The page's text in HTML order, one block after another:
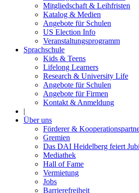
Mitgliedschaft & Leihfristen
Katalog & Medien
Angebote für Schulen
US Election Info
Veranstaltungsprogramm
Sprachschule
Kids & Teens
Lifelong Learners
Research & University Life
Angebote für Schulen
Angebote für Firmen
Kontakt & Anmeldung
|
Über uns
Förderer &
Gremien
Das DAI Heidelberg feiert
Mediathek
Hall of Fame
Vermietung
Jobs
Barrierefreiheit